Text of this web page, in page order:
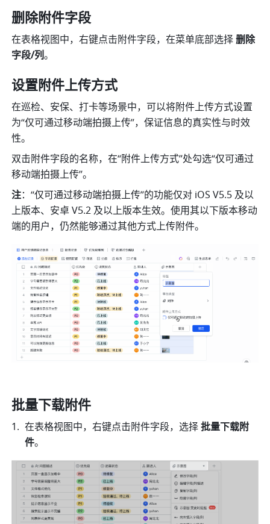
删除附件字段
在表格视图中，右键点击附件字段，在菜单底部选择 删除
字段/列。
设置附件上传方式
在巡检、安保、打卡等场景中，可以将附件上传方式设置
为“仅可通过移动端拍摄上传”，保证信息的真实性与时效
性。
双击附件字段的名称，在“附件上传方式”处勾选“仅可通过
移动端拍摄上传”。
注：“仅可通过移动端拍摄上传”的功能仅对 iOS V5.5 及以
上版本、安卓 V5.2 及以上版本生效。使用其以下版本移动
端的用户，仍然能够通过其他方式上传附件。
批量下载附件
在表格视图中，右键点击附件字段，选择 批量下载附
件。